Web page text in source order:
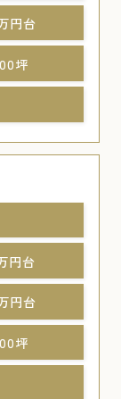
円台
坪
円台
円台
坪